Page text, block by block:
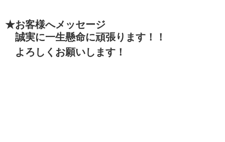
★お客様へメッセージ
誠実に一生懸命に頑張ります！！
よろしくお願いします！